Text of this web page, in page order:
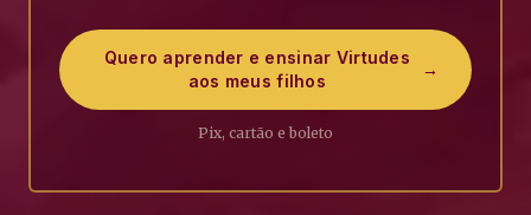
Quero aprender e ensinar Virtudes
aos meus filhos
→
Pix, cartão e boleto